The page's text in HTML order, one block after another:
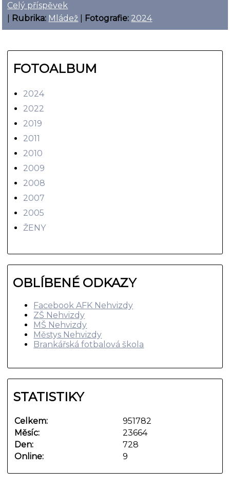
Celý příspěvek
Rubrika: Mládež Fotografie: 2024
FOTOALBUM
2024
2022
2019
2011
2010
2009
2008
2007
2005
ŽENY
OBLÍBENÉ ODKAZY
Facebook AFK Nehvizdy
ZŠ Nehvizdy
MŠ Nehvizdy
Městys Nehvizdy
Brankářská fotbalová škola
STATISTIKY
Online: 9
Celkem:
951782
Měsíc:
23664
Den:
728